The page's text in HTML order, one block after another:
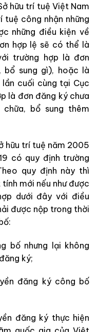
hữu trí tuệ Việt Nam
tuệ công nhận những
những điều kiện về
hợp lệ sẽ có thể là
trường hợp là đơn
bổ sung gì), hoặc là
cuối cùng tại Cục
là đơn đăng ký chưa
bổ sung thêm
hữu trí tuệ năm 2005
có quy định trường
quy định này thì
mới nếu như được
dưới đây với điều
được nộp trong thời
bố nhưng lại không
ký;
đăng ký công bố
đăng ký thực hiện